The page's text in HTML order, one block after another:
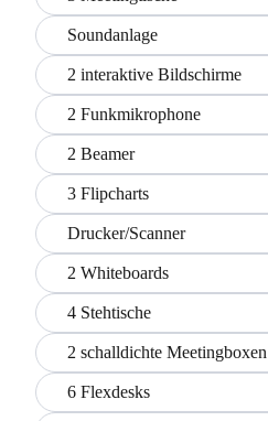
Soundanlage
2 interaktive Bildschirme
2 Funkmikrophone
2 Beamer
3 Flipcharts
Drucker/Scanner
2 Whiteboards
4 Stehtische
2 schalldichte Meetingboxen
6 Flexdesks